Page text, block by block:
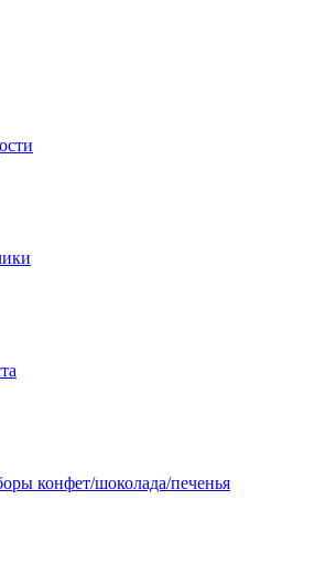
конфет/шоколада/печенья